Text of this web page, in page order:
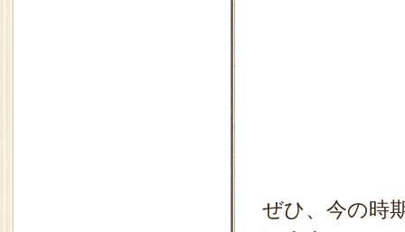
ぜひ、今の時